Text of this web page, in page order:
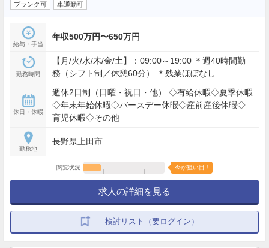
ブランク可
車通勤可
給与・手当
年収500万円〜650万円
勤務時間
【月/火/水/木/金/土】：09:00～19:00 ＊週40時間勤
務（シフト制／休憩60分） ＊残業ほぼなし
休日・休暇
週休2日制（日曜・祝日・他） ◇有給休暇◇夏季休暇
◇年末年始休暇◇バースデー休暇◇産前産後休暇◇
育児休暇◇その他
勤務地
長野県上田市
閲覧状況 今が狙い目！
求人の詳細を見る
検討リスト（要ログイン）